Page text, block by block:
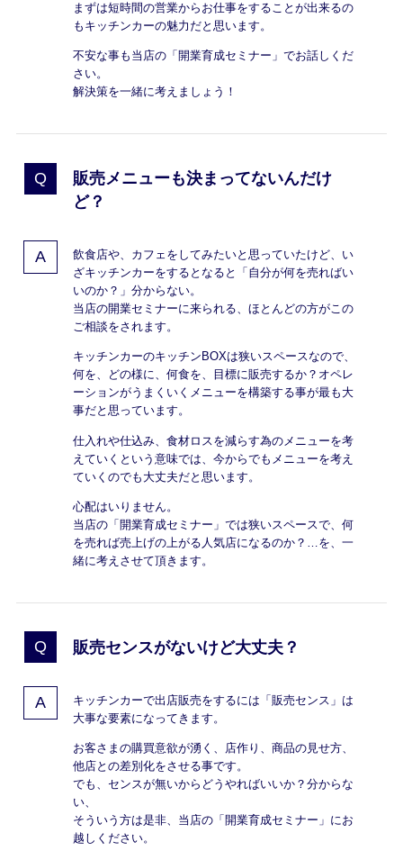
まずは短時間の営業からお仕事をすることが出来るの
もキッチンカーの魅力だと思います。
不安な事も当店の「開業育成セミナー」でお話しくだ
さい。
解決策を一緒に考えましょう！
販売メニューも決まってないんだけ
ど？
飲食店や、カフェをしてみたいと思っていたけど、い
ざキッチンカーをするとなると「自分が何を売ればい
いのか？」分からない。
当店の開業セミナーに来られる、ほとんどの方がこの
ご相談をされます。
キッチンカーのキッチンBOXは狭いスペースなので、
何を、どの様に、何食を、目標に販売するか？オペレ
ーションがうまくいくメニューを構築する事が最も大
事だと思っています。
仕入れや仕込み、食材ロスを減らす為のメニューを考
えていくという意味では、今からでもメニューを考え
ていくのでも大丈夫だと思います。
心配はいりません。
当店の「開業育成セミナー」では狭いスペースで、何
を売れば売上げの上がる人気店になるのか？…を、一
緒に考えさせて頂きます。
販売センスがないけど大丈夫？
キッチンカーで出店販売をするには「販売センス」は
大事な要素になってきます。
お客さまの購買意欲が湧く、店作り、商品の見せ方、
他店との差別化をさせる事です。
でも、センスが無いからどうやればいいか？分からな
い、
そういう方は是非、当店の「開業育成セミナー」にお
越しください。